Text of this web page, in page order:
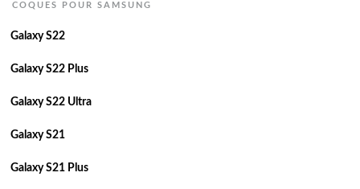
COQUES POUR SAMSUNG
Galaxy S22
Galaxy S22 Plus
Galaxy S22 Ultra
Galaxy S21
Galaxy S21 Plus